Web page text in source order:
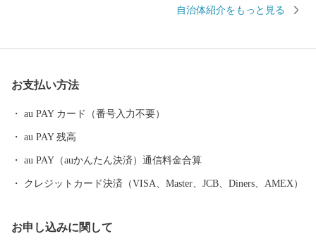
焼津では水産加工業も全国屈指の生産地となっており、カツオ節
をお楽しみください。
自治体紹介をもっと見る
お支払い方法
au PAY カード（番号入力不要）
au PAY 残高
au PAY（auかんたん決済）通信料金合算
クレジットカード決済（VISA、Master、JCB、Diners、AMEX）
お申し込みに関して